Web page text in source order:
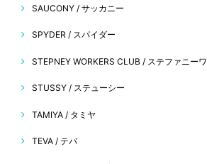
SAUCONY / サッカニー
SPYDER / スパイダー
STEPNEY WORKERS CLUB / ステファニーワ
STUSSY / ステューシー
TAMIYA / タミヤ
TEVA / テバ